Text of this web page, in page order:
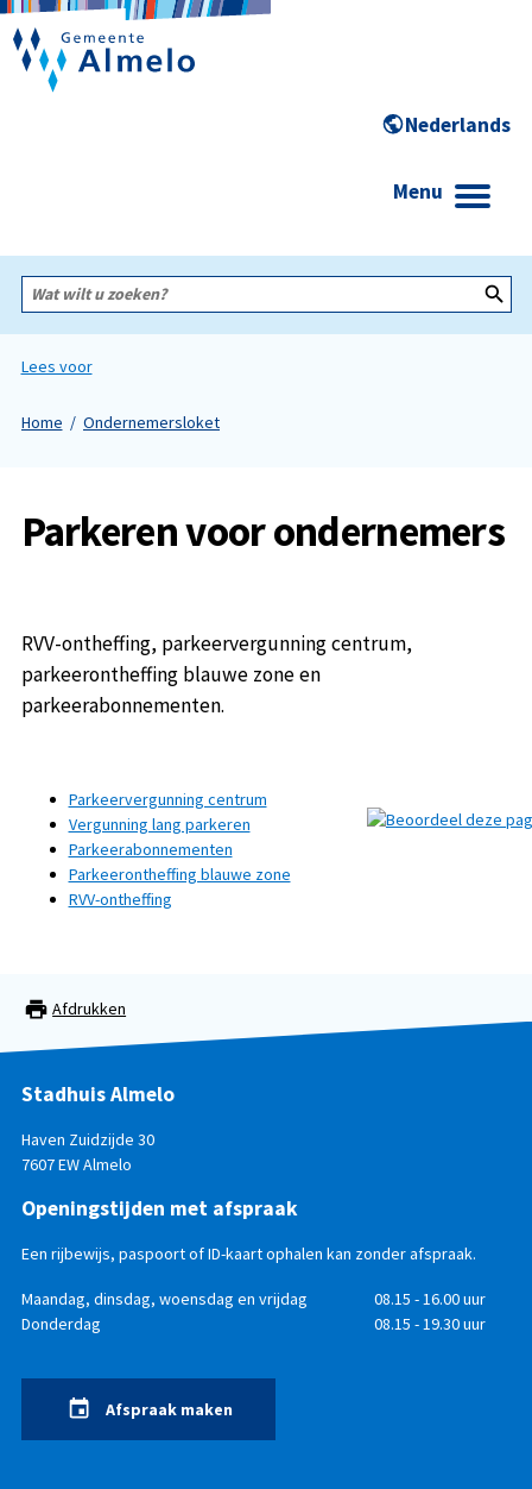
Menu
Wat
wilt
zoeken?
Lees voor
Home Ondernemersloket
Parkeren voor ondernemers
RVV-ontheffing, parkeervergunning centrum,
parkeerontheffing blauwe zone en
parkeerabonnementen.
Parkeervergunning centrum
Vergunning lang parkeren
Parkeerabonnementen
Parkeerontheffing blauwe zone
RVV-ontheffing
Afdrukken
Stadhuis Almelo
Haven Zuidzijde 30
7607 EW Almelo
Openingstijden met afspraak
Een rijbewijs, paspoort of ID-kaart ophalen kan zonder afspraak.
Openingstijden
DagTijd
Maandag, dinsdag, woensdag en vrijdag
08.15 - 16.00 uur
Donderdag
08.15 - 19.30 uur
Afspraak maken